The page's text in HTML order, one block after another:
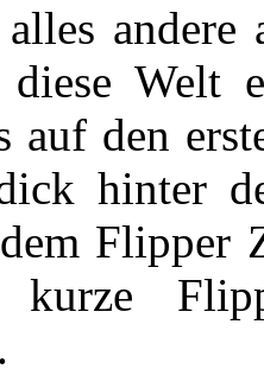
andere
Welt
auf den
hinter
Flipper
kurze